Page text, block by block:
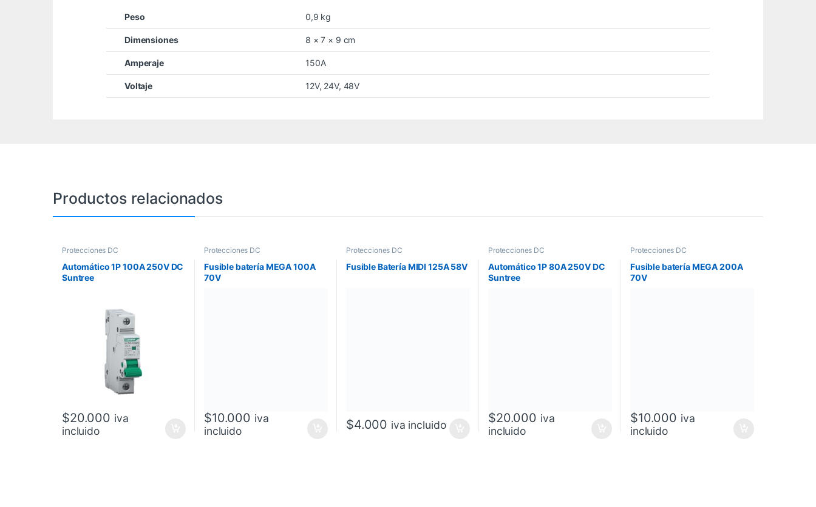
Peso 0,9 kg
Dimensiones 8 × 7 × 9 cm
Amperaje 150A
Voltaje 12V, 24V, 48V
Productos relacionados
Protecciones DC
Automático 1P 100A 250V DC
Suntree
$20.000 iva
incluido
Protecciones DC
Fusible batería MEGA 100A
70V
$10.000 iva
incluido
Protecciones DC
Fusible Batería MIDI 125A 58V
$4.000 iva incluido
Protecciones DC
Automático 1P 80A 250V DC
Suntree
$20.000 iva
incluido
Protecciones DC
Fusible batería MEGA 200A
70V
$10.000 iva
incluido